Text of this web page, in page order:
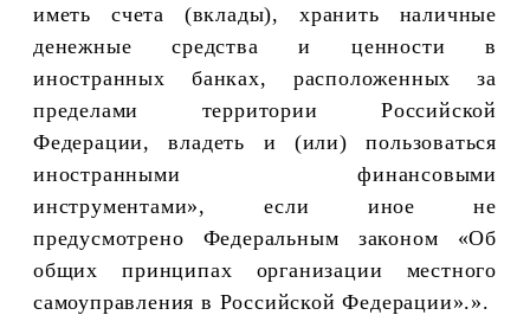
иметь счета (вклады), хранить наличные
денежные средства и ценности в
иностранных банках, расположенных за
пределами территории Российской
Федерации, владеть и (или) пользоваться
иностранными финансовыми
инструментами»,если иное не
предусмотрено Федеральным законом «Об
общих принципах организации местного
самоуправления в Российской Федерации».».